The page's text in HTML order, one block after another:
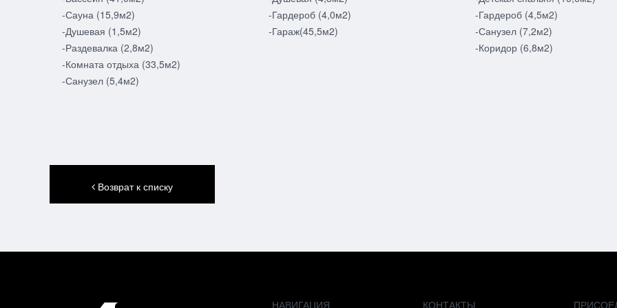
-Сауна (15,9м2)
-Душевая (1,5м2)
-Раздевалка (2,8м2)
-Комната отдыха (33,5м2)
-Санузел (5,4м2)
-Гардероб (4,0м2)
-Гараж(45,5м2)
-Гардероб (4,5м2)
-Санузел (7,2м2)
-Коридор (6,8м2)
Возврат к списку
НАВИГАЦИЯ КОНТАКТЫ